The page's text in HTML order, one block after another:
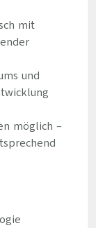
mit
und
möglich –